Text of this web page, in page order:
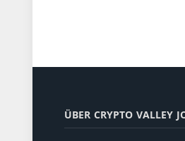
ÜBER CRYPTO VALLEY